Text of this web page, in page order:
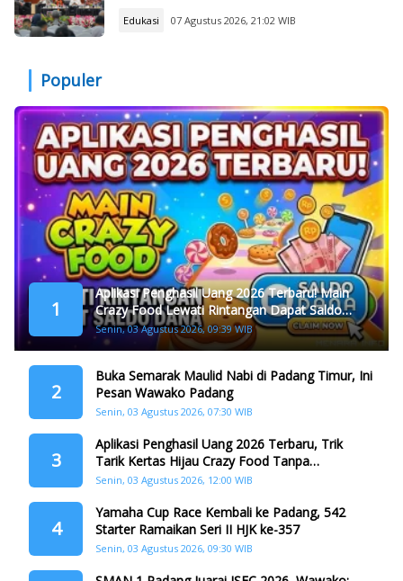
Edukasi 07 Agustus 2026, 21:02 WIB
Populer
1
Aplikasi Penghasil Uang 2026 Terbaru! Main
Crazy Food Lewati Rintangan Dapat Saldo
Dana
Senin, 03 Agustus 2026, 09:39 WIB
2
Buka Semarak Maulid Nabi di Padang Timur, Ini
Pesan Wawako Padang
Senin, 03 Agustus 2026, 07:30 WIB
3
Aplikasi Penghasil Uang 2026 Terbaru, Trik
Tarik Kertas Hijau Crazy Food Tanpa
Penggandaan
Senin, 03 Agustus 2026, 12:00 WIB
4
Yamaha Cup Race Kembali ke Padang, 542
Starter Ramaikan Seri II HJK ke-357
Senin, 03 Agustus 2026, 09:30 WIB